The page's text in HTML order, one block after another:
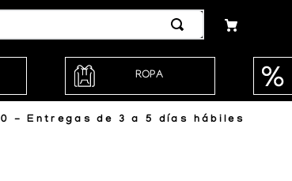
ROPA
- Entregas de 3 a 5 días hábiles